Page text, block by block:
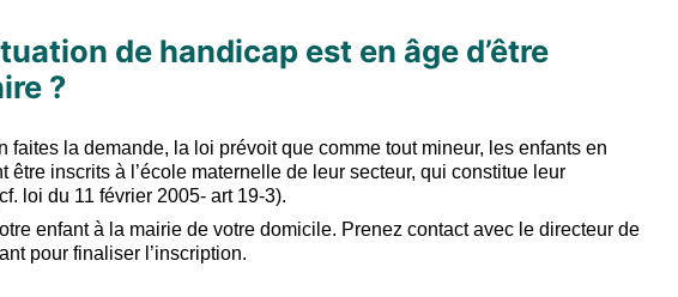
de handicap est en âge d’être
?
faites la demande, la loi prévoit que comme tout mineur, les enfants en
être inscrits à l’école maternelle de leur secteur, qui constitue leur
loi du 11 février 2005- art 19-3).
enfant à la mairie de votre domicile. Prenez contact avec le directeur de
pour finaliser l’inscription.